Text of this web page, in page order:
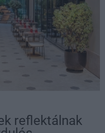
reflektálnak